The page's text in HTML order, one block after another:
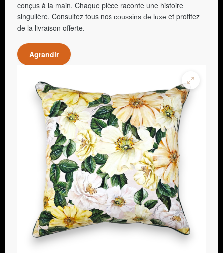
conçus à la main. Chaque pièce raconte une histoire
singulière. Consultez tous nos coussins de luxe et profitez
de la livraison offerte.
Agrandir